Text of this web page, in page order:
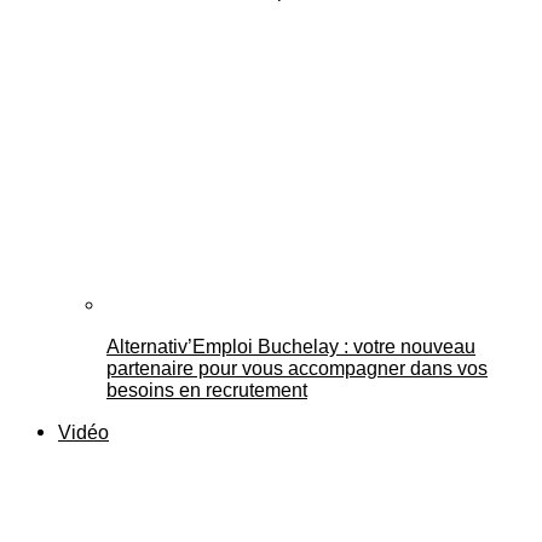
Alternativ’Emploi Buchelay : votre nouveau
partenaire pour vous accompagner dans vos
besoins en recrutement
Vidéo